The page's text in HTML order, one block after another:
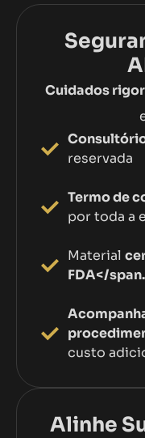
Cuidados
reservada
Termo de
por toda a
Material
FDA</span.
custo
Alinhe